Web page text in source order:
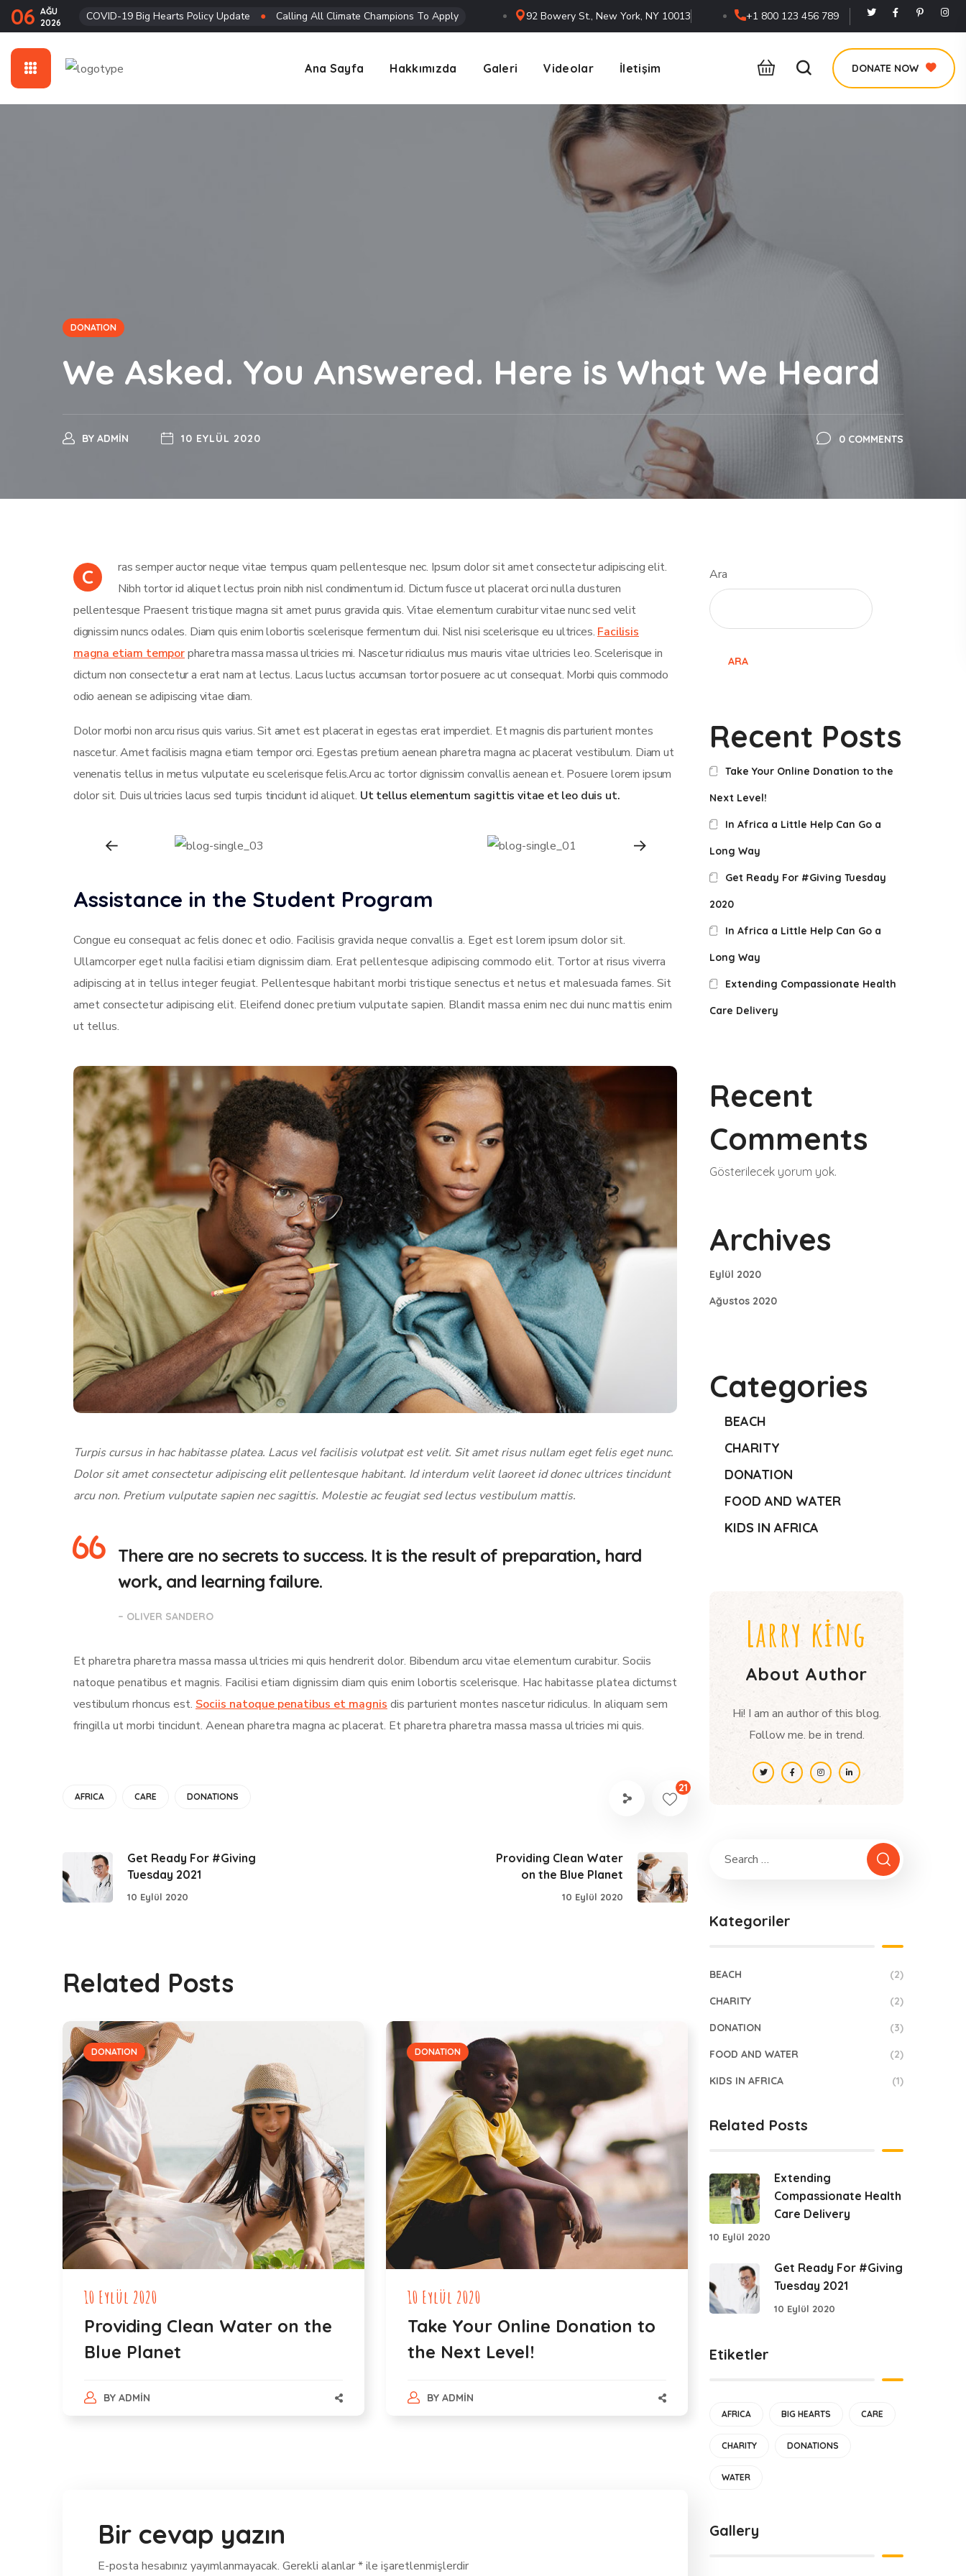
06 AĞU
2026
COVID-19 Big Hearts Policy Update ● Calling All Climate Champions To Apply 92 Bowery St., New York, NY 10013 +1 800 123 456 789
Ana Sayfa Hakkımızda Galeri Videolar İletişim DONATE NOW
DONATION
We Asked. You Answered. Here is What We Heard
BY ADMIN 10 EYLÜL 2020 0 COMMENTS
C
ras semper auctor neque vitae tempus quam pellentesque nec. Ipsum dolor sit amet consectetur adipiscing elit.
Nibh tortor id aliquet lectus proin nibh nisl condimentum id. Dictum fusce ut placerat orci nulla dusturen
pellentesque Praesent tristique magna sit amet purus gravida quis. Vitae elementum curabitur vitae nunc sed velit
dignissim nuncs odales. Diam quis enim lobortis scelerisque fermentum dui. Nisl nisi scelerisque eu ultrices. Facilisis
magna etiam temporpharetra massa massa ultricies mi. Nascetur ridiculus mus mauris vitae ultricies leo. Scelerisque in
dictum non consectetur a erat nam at lectus. Lacus luctus accumsan tortor posuere ac ut consequat. Morbi quis commodo
odio aenean se adipiscing vitae diam.
Dolor morbi non arcu risus quis varius. Sit amet est placerat in egestas erat imperdiet. Et magnis dis parturient montes
nascetur. Amet facilisis magna etiam tempor orci. Egestas pretium aenean pharetra magna ac placerat vestibulum. Diam ut
venenatis tellus in metus vulputate eu scelerisque felis.Arcu ac tortor dignissim convallis aenean et. Posuere lorem ipsum
dolor sit. Duis ultricies lacus sed turpis tincidunt id aliquet. Ut tellus elementum sagittis vitae et leo duis ut.
Assistance in the Student Program
Congue eu consequat ac felis donec et odio. Facilisis gravida neque convallis a. Eget est lorem ipsum dolor sit.
Ullamcorper eget nulla facilisi etiam dignissim diam. Erat pellentesque adipiscing commodo elit. Tortor at risus viverra
adipiscing at in tellus integer feugiat. Pellentesque habitant morbi tristique senectus et netus et malesuada fames. Sit
amet consectetur adipiscing elit. Eleifend donec pretium vulputate sapien. Blandit massa enim nec dui nunc mattis enim
ut tellus.
Turpis cursus in hac habitasse platea. Lacus vel facilisis volutpat est velit. Sit amet risus nullam eget felis eget nunc.
Dolor sit amet consectetur adipiscing elit pellentesque habitant. Id interdum velit laoreet id donec ultrices tincidunt
arcu non. Pretium vulputate sapien nec sagittis. Molestie ac feugiat sed lectus vestibulum mattis.
There are no secrets to success. It is the result of preparation, hard
work, and learning failure.
– OLIVER SANDERO
Et pharetra pharetra massa massa ultricies mi quis hendrerit dolor. Bibendum arcu vitae elementum curabitur. Sociis
natoque penatibus et magnis. Facilisi etiam dignissim diam quis enim lobortis scelerisque. Hac habitasse platea dictumst
vestibulum rhoncus est. Sociis natoque penatibus et magnis dis parturient montes nascetur ridiculus. In aliquam sem
fringilla ut morbi tincidunt. Aenean pharetra magna ac placerat. Et pharetra pharetra massa massa ultricies mi quis.
AFRICA CARE DONATIONS
21
Get Ready For #Giving
Tuesday 2021
10 Eylül 2020
Providing Clean Water
on the Blue Planet
10 Eylül 2020
Related Posts
DONATION
10 Eylül 2020
Providing Clean Water on the
Blue Planet
BY ADMIN
DONATION
10 Eylül 2020
Take Your Online Donation to
the Next Level!
BY ADMIN
Bir cevap yazın
E-posta hesabınız yayımlanmayacak. Gerekli alanlar*ile işaretlenmişlerdir
Ara
ARA
Recent Posts
Take Your Online Donation to the
Next Level!
In Africa a Little Help Can Go a
Long Way
Get Ready For #Giving Tuesday
2020
In Africa a Little Help Can Go a
Long Way
Extending Compassionate Health
Care Delivery
Recent
Comments
Gösterilecek yorum yok.
Archives
Eylül 2020
Ağustos 2020
Categories
BEACH
CHARITY
DONATION
FOOD AND WATER
KIDS IN AFRICA
Larry king
About Author
Hi! I am an author of this blog.
Follow me. be in trend.
Kategoriler
BEACH (2)
CHARITY (2)
DONATION (3)
FOOD AND WATER (2)
KIDS IN AFRICA (1)
Related Posts
Extending
Compassionate Health
Care Delivery
10 Eylül 2020
Get Ready For #Giving
Tuesday 2021
10 Eylül 2020
Etiketler
AFRICA BIG HEARTS CARE
CHARITY DONATIONS
WATER
Gallery